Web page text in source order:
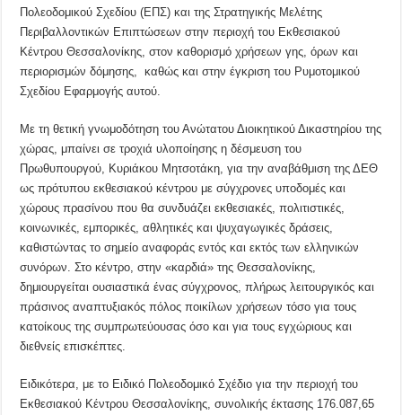
Πολεοδομικού Σχεδίου (ΕΠΣ) και της Στρατηγικής Μελέτης
Περιβαλλοντικών Επιπτώσεων στην περιοχή του Εκθεσιακού
Κέντρου Θεσσαλονίκης, στον καθορισμό χρήσεων γης, όρων και
περιορισμών δόμησης, καθώς και στην έγκριση του Ρυμοτομικού
Σχεδίου Εφαρμογής αυτού.
Με τη θετική γνωμοδότηση του Ανώτατου Διοικητικού Δικαστηρίου της
χώρας, μπαίνει σε τροχιά υλοποίησης η δέσμευση του
Πρωθυπουργού, Κυριάκου Μητσοτάκη, για την αναβάθμιση της ΔΕΘ
ως πρότυπου εκθεσιακού κέντρου με σύγχρονες υποδομές και
χώρους πρασίνου που θα συνδυάζει εκθεσιακές, πολιτιστικές,
κοινωνικές, εμπορικές, αθλητικές και ψυχαγωγικές δράσεις,
καθιστώντας το σημείο αναφοράς εντός και εκτός των ελληνικών
συνόρων. Στο κέντρο, στην «καρδιά» της Θεσσαλονίκης,
δημιουργείται ουσιαστικά ένας σύγχρονος, πλήρως λειτουργικός και
πράσινος αναπτυξιακός πόλος ποικίλων χρήσεων τόσο για τους
κατοίκους της συμπρωτεύουσας όσο και για τους εγχώριους και
διεθνείς επισκέπτες.
Ειδικότερα, με το Ειδικό Πολεοδομικό Σχέδιο για την περιοχή του
Εκθεσιακού Κέντρου Θεσσαλονίκης, συνολικής έκτασης 176.087,65